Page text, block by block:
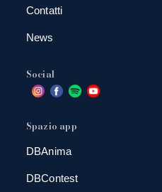
Contatti
News
Social
Spazio app
DBAnima
DBContest